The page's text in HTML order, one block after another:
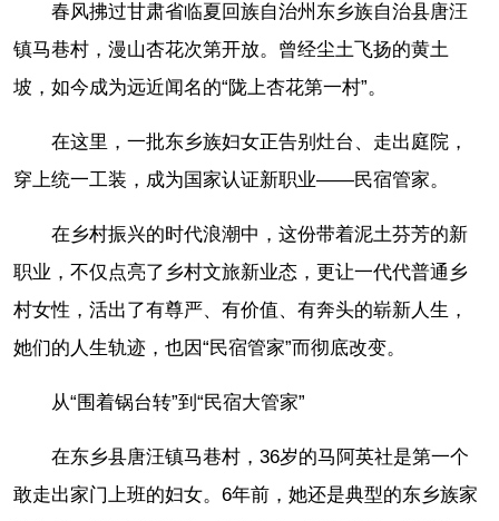
春风拂过甘肃省临夏回族自治州东乡族自治县唐汪
镇马巷村，漫山杏花次第开放。曾经尘土飞扬的黄土
坡，如今成为远近闻名的“陇上杏花第一村”。
在这里，一批东乡族妇女正告别灶台、走出庭院，
穿上统一工装，成为国家认证新职业——民宿管家。
在乡村振兴的时代浪潮中，这份带着泥土芬芳的新
职业，不仅点亮了乡村文旅新业态，更让一代代普通乡
村女性，活出了有尊严、有价值、有奔头的崭新人生，
她们的人生轨迹，也因“民宿管家”而彻底改变。
从“围着锅台转”到“民宿大管家”
在东乡县唐汪镇马巷村，36岁的马阿英社是第一个
敢走出家门上班的妇女。6年前，她还是典型的东乡族家